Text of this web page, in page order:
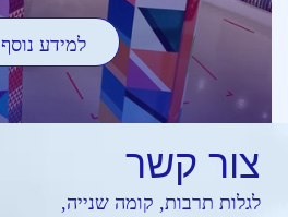
למידע נוסף
צור קשר
לגלות תרבות, קומה שנייה,